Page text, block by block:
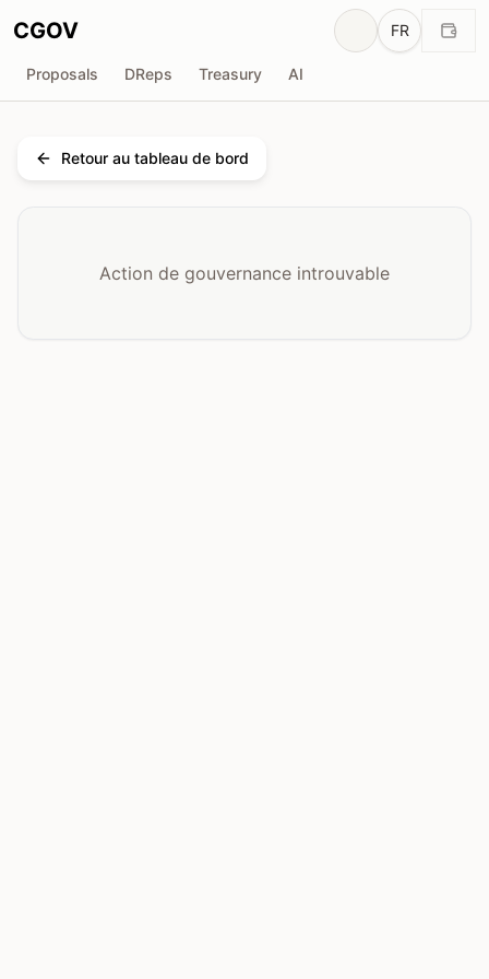
CGOV FR
Proposals DReps Treasury AI
Retour au tableau de bord
Action de gouvernance introuvable